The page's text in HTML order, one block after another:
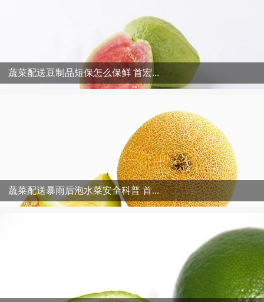
蔬菜配送豆制品短保怎么保鲜 首宏...
蔬菜配送暴雨后泡水菜安全科普 首...